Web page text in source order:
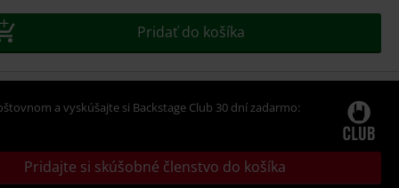
Pridať do košíka
a vyskúšajte si Backstage Club 30 dní zadarmo:
Pridajte si skúšobné členstvo do košíka